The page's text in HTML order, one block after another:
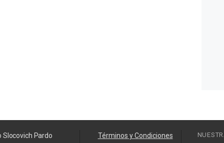
Slocovich Pardo Términos y Condiciones